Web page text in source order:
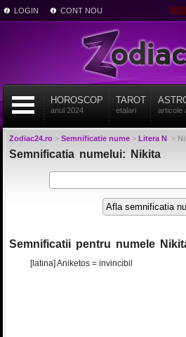
LOGIN CONT NOU
HOROSCOP
anul 2024
TAROT
etalari articole
Zodiac24.ro> Semnificatie nume> Litera N>
Semnificatia numelui: Nikita
Semnificatii pentru numele
[latina] Aniketos = invincibil